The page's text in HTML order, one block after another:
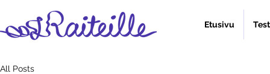
Etusivu
All Posts